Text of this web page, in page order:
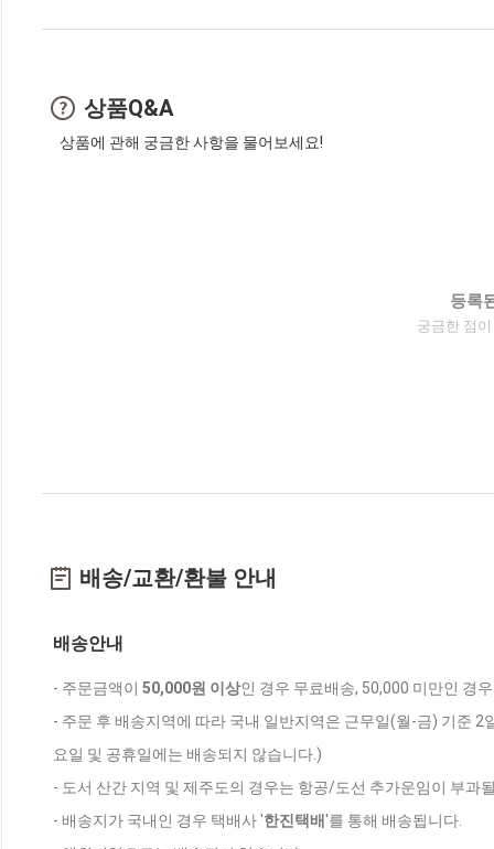
상품Q&A
상품에 관해 궁금한 사항을 물어보세요!
등록
궁금한 점
배송/교환/환불 안내
배송안내
- 주문금액이 50,000원 이상인 경우 무료배송, 50,000 미만인 경
- 주문 후 배송지역에 따라 국내 일반지역은 근무일(월-금) 기준
요일 및 공휴일에는 배송되지 않습니다.)
- 도서 산간 지역 및 제주도의 경우는 항공/도선 추가운임이 부과
- 배송지가 국내인 경우 택배사 '한진택배'를 통해 배송됩니다.